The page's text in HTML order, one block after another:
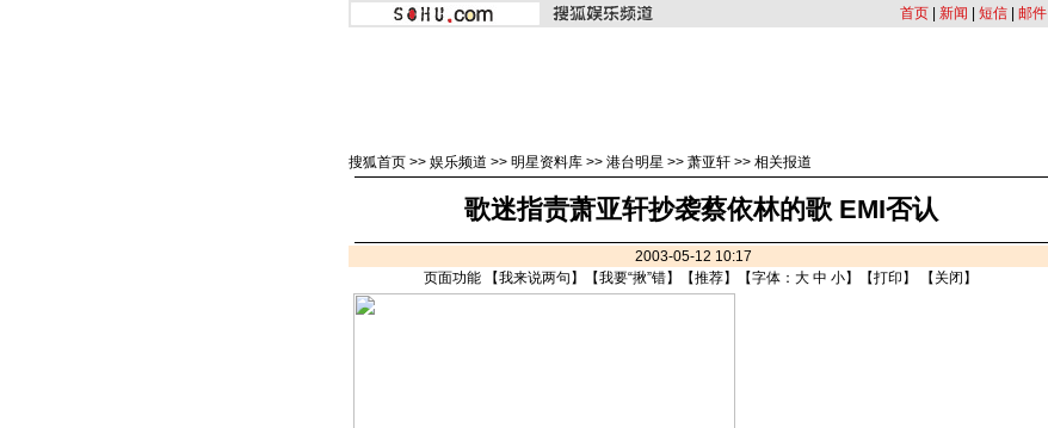
首页 新闻 短信 邮件
搜狐首页 >> 娱乐频道 >> 明星资料库 >> 港台明星 >> 萧亚轩 >> 相关报道
歌迷指责萧亚轩抄袭蔡依林的歌 EMI否认
2003-05-12 10:17
页面功能 【我来说两句 】【我要“揪”错】【推荐】【字体： 大 中 小】【打印 】 【 关闭 】